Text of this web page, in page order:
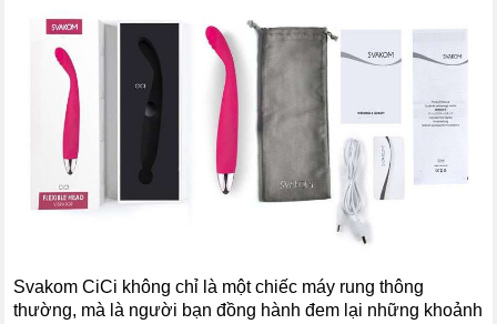
Svakom CiCi không chỉ là một chiếc máy rung thông
thường, mà là người bạn đồng hành đem lại những khoảnh